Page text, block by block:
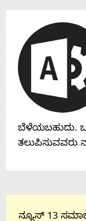
With
Contact
Us
ಬೆಳೆಯಬಹುದು.
ತಲುಪಿಸುವವರು
ನ್ಯೂಸ್ 13